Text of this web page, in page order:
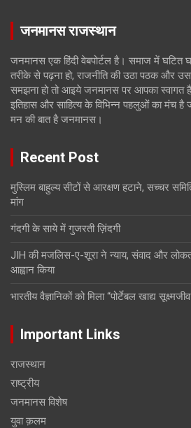
जनमानस राजस्थान
जनमानस एक हिंदी वेबपोर्टल है। समाज में
तरीके से पढ़ना हो, राजनीति की उठा पठक और
समझना हो तो आइये जनमानस पर आपका स्वागत
इतिहास और साहित्य के विभिन्न पहलुओं का मंच
मन की बात है जनमानस।
Recent Post
मुस्लिम बाहुल्य सीटों से आरक्षण हटाने, सच्चर
मांग
गंदगी के साये में गुजरती ज़िंदगी
JIH की मजलिस-ए-शूरा ने न्याय, संवाद और
आह्वान किया
भारतीय वैज्ञानिकों को मिला “पोर्टेबल खाद्य
Important Links
राजस्थान
राष्ट्रीय
जनमानस विशेष
युवा क़लम